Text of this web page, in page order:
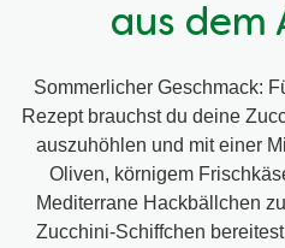
aus dem
Sommerlicher Geschmack:
Rezept brauchst du deine
auszuhöhlen und mit einer
Oliven, körnigem
Mediterrane Hackbällchen
Zucchini-Schiffchen